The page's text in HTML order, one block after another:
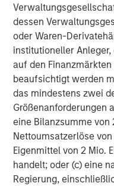
dessen
oder Waren-
institutioneller
auf den
beaufsichtigt werden
das mindestens zwei
Größenanforderungen
eine Bilanzsumme von
Nettoumsatzerlöse
Eigenmittel von 2 Mio.
handelt; oder (c) eine
Regierung,
Markus
Managing
John
Managing
Chris
Managing